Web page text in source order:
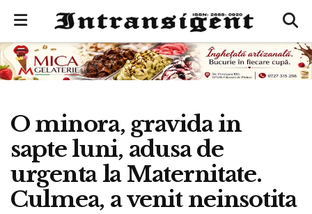
O minora, gravida in
sapte luni, adusa de
urgenta la Maternitate.
Culmea, a venit neinsotita